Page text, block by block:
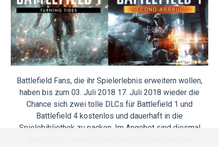
Battlefield Fans, die ihr Spielerlebnis erweitern wollen,
haben bis zum 03. Juli 2018 17. Juli 2018 wieder die
Chance sich zwei tolle DLCs für Battlefield 1 und
Battlefield 4 kostenlos und dauerhaft in die
Spielebibliothek zu packen. Im Angebot sind diesmal